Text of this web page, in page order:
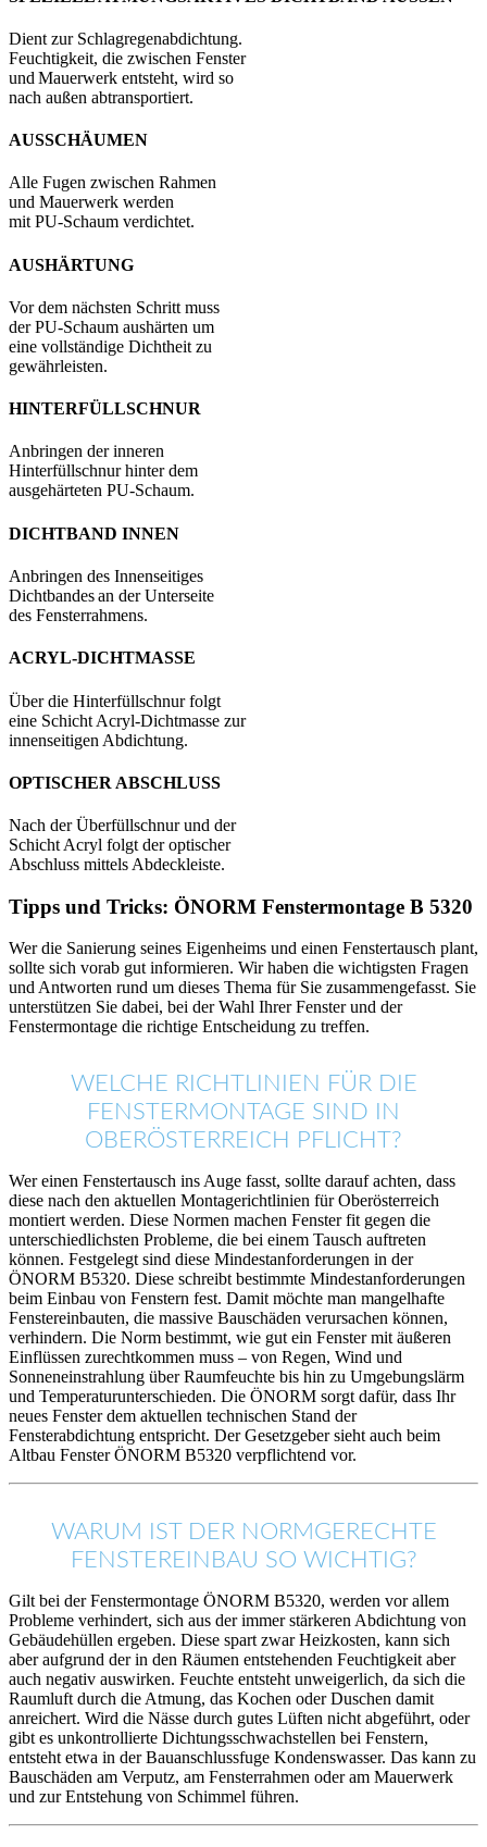
Dient zur Schlagregenabdichtung.
Feuchtigkeit, die zwischen Fenster
und Mauerwerk entsteht, wird so
nach außen abtransportiert.
AUSSCHÄUMEN
Alle Fugen zwischen Rahmen
und Mauerwerk werden
mit PU-Schaum verdichtet.
AUSHÄRTUNG
Vor dem nächsten Schritt muss
der PU-Schaum aushärten um
eine vollständige Dichtheit zu
gewährleisten.
HINTERFÜLLSCHNUR
Anbringen der inneren
Hinterfüllschnur hinter dem
ausgehärteten PU-Schaum.
DICHTBAND INNEN
Anbringen des Innenseitiges
Dichtbandes an der Unterseite
des Fensterrahmens.
ACRYL-DICHTMASSE
Über die Hinterfüllschnur folgt
eine Schicht Acryl-Dichtmasse zur
innenseitigen Abdichtung.
OPTISCHER ABSCHLUSS
Nach der Überfüllschnur und der
Schicht Acryl folgt der optischer
Abschluss mittels Abdeckleiste.
Tipps und Tricks: ÖNORM Fenstermontage B 5320
Wer die Sanierung seines Eigenheims und einen Fenstertausch plant,
sollte sich vorab gut informieren. Wir haben die wichtigsten Fragen
und Antworten rund um dieses Thema für Sie zusammengefasst. Sie
unterstützen Sie dabei, bei der Wahl Ihrer Fenster und der
Fenstermontage die richtige Entscheidung zu treffen.
WELCHE RICHTLINIEN FÜR DIE
FENSTERMONTAGE SIND IN
OBERÖSTERREICH PFLICHT?
Wer einen Fenstertausch ins Auge fasst, sollte darauf achten, dass
diese nach den aktuellen Montagerichtlinien für Oberösterreich
montiert werden. Diese Normen machen Fenster fit gegen die
unterschiedlichsten Probleme, die bei einem Tausch auftreten
können. Festgelegt sind diese Mindestanforderungen in der
ÖNORM B5320. Diese schreibt bestimmte Mindestanforderungen
beim Einbau von Fenstern fest. Damit möchte man mangelhafte
Fenstereinbauten, die massive Bauschäden verursachen können,
verhindern. Die Norm bestimmt, wie gut ein Fenster mit äußeren
Einflüssen zurechtkommen muss – von Regen, Wind und
Sonneneinstrahlung über Raumfeuchte bis hin zu Umgebungslärm
und Temperaturunterschieden. Die ÖNORM sorgt dafür, dass Ihr
neues Fenster dem aktuellen technischen Stand der
Fensterabdichtung entspricht. Der Gesetzgeber sieht auch beim
Altbau Fenster ÖNORM B5320 verpflichtend vor.
WARUM IST DER NORMGERECHTE
FENSTEREINBAU SO WICHTIG?
Gilt bei der Fenstermontage ÖNORM B5320, werden vor allem
Probleme verhindert, sich aus der immer stärkeren Abdichtung von
Gebäudehüllen ergeben. Diese spart zwar Heizkosten, kann sich
aber aufgrund der in den Räumen entstehenden Feuchtigkeit aber
auch negativ auswirken. Feuchte entsteht unweigerlich, da sich die
Raumluft durch die Atmung, das Kochen oder Duschen damit
anreichert. Wird die Nässe durch gutes Lüften nicht abgeführt, oder
gibt es unkontrollierte Dichtungsschwachstellen bei Fenstern,
entsteht etwa in der Bauanschlussfuge Kondenswasser. Das kann zu
Bauschäden am Verputz, am Fensterrahmen oder am Mauerwerk
und zur Entstehung von Schimmel führen.